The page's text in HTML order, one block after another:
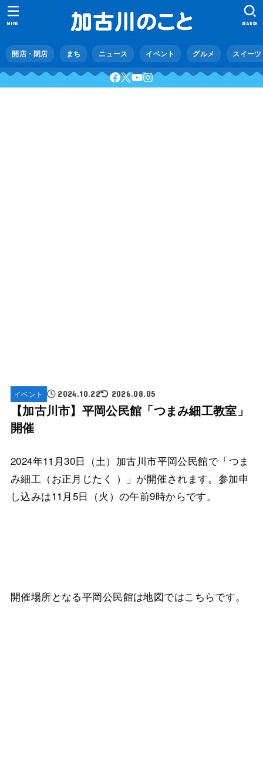
開店・閉店 まち ニュース イベント グルメ スイーツ
SEARCH
MENU
イベント 2024.10.22 2026.08.05
【加古川市】平岡公民館「つまみ細工教室」
開催
2024年11月30日（土）加古川市平岡公民館で「つま
み細工（お正月じたく ）」が開催されます。参加申
し込みは11月5日（火）の午前9時からです。
開催場所となる平岡公民館は地図ではこちらです。